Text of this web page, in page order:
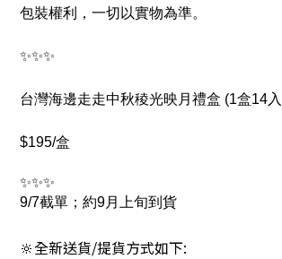
包裝權利，一切以實物為準。
✨✨✨
台灣海邊走走中秋稜光映月禮盒 (1盒14
$195/盒
✨✨✨
9/7截單；約9月上旬到貨
🔆全新送貨/提貨方式如下: